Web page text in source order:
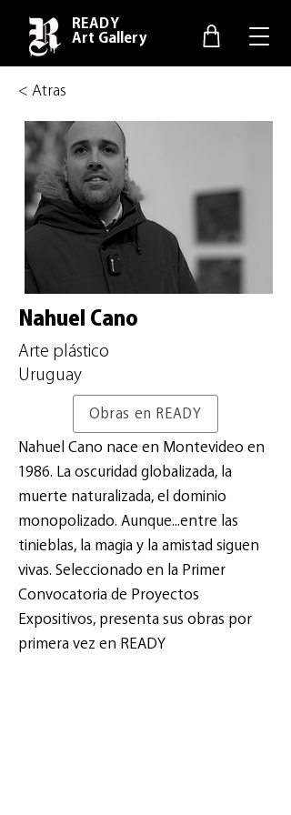
READY
Art Gallery
< Atras
Nahuel Cano
Arte plástico
Uruguay
Obras en READY
Nahuel Cano nace en Montevideo en
1986. La oscuridad globalizada, la
muerte naturalizada, el dominio
monopolizado. Aunque...entre las
tinieblas, la magia y la amistad siguen
vivas. Seleccionado en la Primer
Convocatoria de Proyectos
Expositivos, presenta sus obras por
primera vez en READY